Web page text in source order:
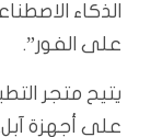
الذكاء
على الفور”.
على أجهزة